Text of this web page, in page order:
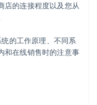
店的连接程度以及您从
的工作原理、不同系
和在线销售时的注意事